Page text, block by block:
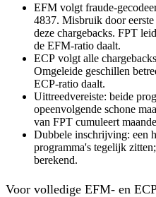
EFM volgt fraude-
4837. Misbruik door eerste
deze chargebacks. FPT
de EFM-ratio daalt.
ECP volgt alle
Omgeleide geschillen
ECP-ratio daalt.
Uittreedvereiste: beide
opeenvolgende schone
van FPT cumuleert
Dubbele inschrijving: een
programma's tegelijk
berekend.
Voor volledige EFM- en